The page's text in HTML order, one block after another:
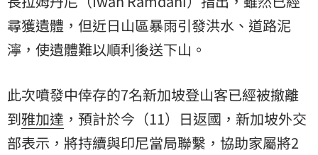
尋獲遺體，但近日山區暴雨引發洪水、道路泥
濘，使遺體難以順利後送下山。
此次噴發中倖存的7名新加坡登山客已經被撤離
到雅加達 ，預計於今（11）日返國，新加坡外交
部表示，將持續與印尼當局聯繫，協助家屬將2